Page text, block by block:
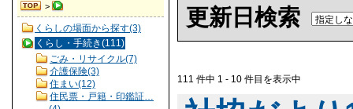
>
くらしの場面から探す(3)
くらし・手続き(111)
ごみ・リサイクル(7)
介護保険(3)
住まい(12)
住民票・戸籍・印鑑証…
更新日検索
111 件中 1 - 10 件目を表示中